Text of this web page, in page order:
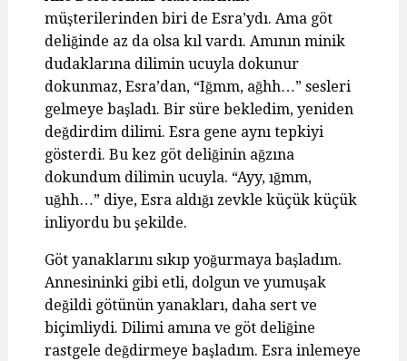
müşterilerinden biri de Esra’ydı. Ama göt
deliğinde az da olsa kıl vardı. Amının minik
dudaklarına dilimin ucuyla dokunur
dokunmaz, Esra’dan, “Iğmm, ağhh…” sesleri
gelmeye başladı. Bir süre bekledim, yeniden
değdirdim dilimi. Esra gene aynı tepkiyi
gösterdi. Bu kez göt deliğinin ağzına
dokundum dilimin ucuyla. “Ayy, ığmm,
uğhh…” diye, Esra aldığı zevkle küçük küçük
inliyordu bu şekilde.
Göt yanaklarını sıkıp yoğurmaya başladım.
Annesininki gibi etli, dolgun ve yumuşak
değildi götünün yanakları, daha sert ve
biçimliydi. Dilimi amına ve göt deliğine
rastgele değdirmeye başladım. Esra inlemeye